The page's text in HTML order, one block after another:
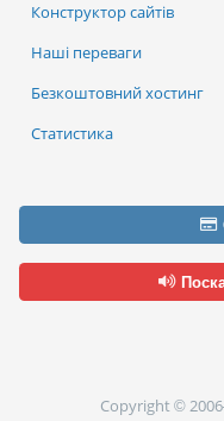
Конструктор сайтів
Наші переваги
Безкоштовний хостинг
Статистика
Copyright ©